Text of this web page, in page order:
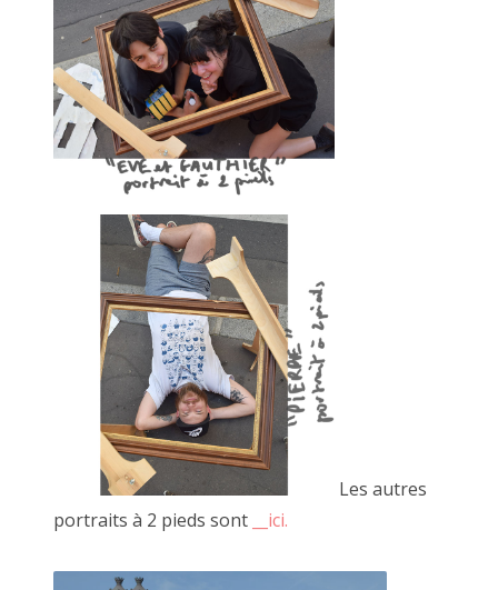
Les autres
portraits à 2 pieds sont
__ici.